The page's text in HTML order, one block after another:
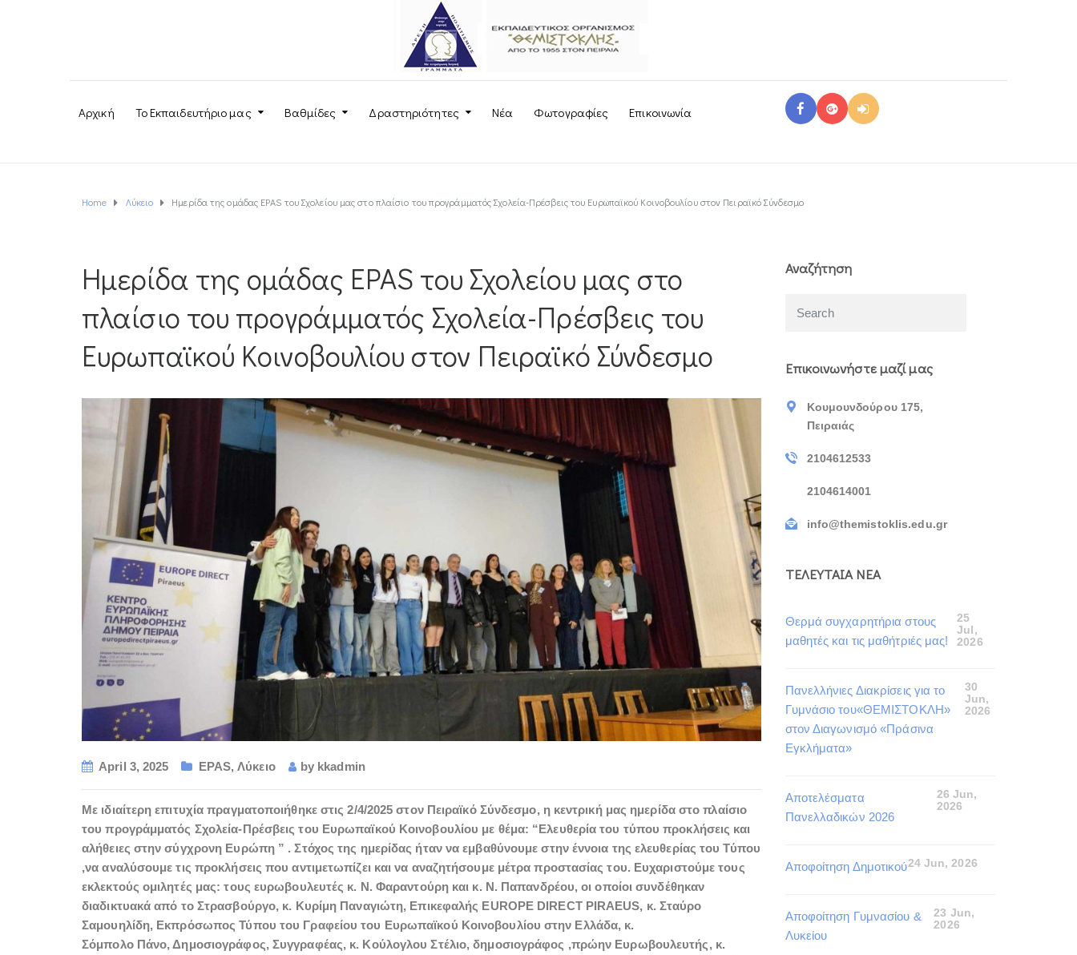
Αρχική Το Εκπαιδευτήριο μας Βαθμίδες Δραστηριότητες Νέα Φωτογραφίες Επικοινωνία
Home Λύκειο Hμερίδα της ομάδας EPAS του Σχολείου μας στο πλαίσιο του προγράμματός Σχολεία-Πρέσβεις του Ευρωπαϊκού Κοινοβουλίου στον Πειραϊκό Σύνδεσμο
Hμερίδα της ομάδας EPAS του Σχολείου μας στο
πλαίσιο του προγράμματός Σχολεία-Πρέσβεις του
Ευρωπαϊκού Κοινοβουλίου στον Πειραϊκό Σύνδεσμο
April 3, 2025 EPAS,Λύκειο by kkadmin
Με ιδιαίτερη επιτυχία πραγματοποιήθηκε στις 2/4/2025 στον Πειραϊκό Σύνδεσμο, η κεντρική μας ημερίδα στο πλαίσιο
του προγράμματός Σχολεία-Πρέσβεις του Ευρωπαϊκού Κοινοβουλίου με θέμα: “Ελευθερία του τύπου προκλήσεις και
αλήθειες στην σύγχρονη Ευρώπη ” . Στόχος της ημερίδας ήταν να εμβαθύνουμε στην έννοια της ελευθερίας του Τύπου
,να αναλύσουμε τις προκλήσεις που αντιμετωπίζει και να αναζητήσουμε μέτρα προστασίας του. Ευχαριστούμε τους
εκλεκτούς ομιλητές μας: τους ευρωβουλευτές κ. Ν. Φαραντούρη και κ. Ν. Παπανδρέου, οι οποίοι συνδέθηκαν
διαδικτυακά από το Στρασβούργο, κ. Κυρίμη Παναγιώτη, Επικεφαλής EUROPE DIRECT PIRAEUS, κ. Σταύρο
Σαμουηλίδη, Εκπρόσωπος Τύπου του Γραφείου του Ευρωπαϊκού Κοινοβουλίου στην Ελλάδα, κ.
Σόμπολο Πάνο, Δημοσιογράφος, Συγγραφέας, κ. Κούλογλου Στέλιο, δημοσιογράφος ,πρώην Ευρωβουλευτής, κ.
Αναζήτηση
Επικοινωνήστε μαζί μας
Κουμουνδούρου 175,
Πειραιάς
2104612533
2104614001
info@themistoklis.edu.gr
ΤΕΛΕΥΤΑΙΑ ΝΕΑ
Θερμά συγχαρητήρια στους
μαθητές και τις μαθήτριές μας!
25
Jul,
2026
Πανελλήνιες Διακρίσεις για το
Γυμνάσιο του«ΘΕΜΙΣΤΟΚΛΗ»
στον Διαγωνισμό «Πράσινα
Εγκλήματα»
30
Jun,
2026
Αποτελέσματα
Πανελλαδικών 2026
26 Jun,
2026
Αποφοίτηση Δημοτικού24 Jun, 2026
Αποφοίτηση Γυμνασίου &
Λυκείου
23 Jun,
2026